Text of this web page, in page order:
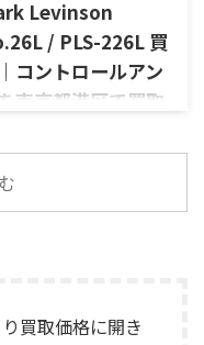
まれてきたご本人様より、
ディオ機器の整理を進めた
のご相談をいただいたも
す。 JBL C50 OLYMPUS
は、Olympus専用エンクロ
パッシブラジエーター、
ドライバー、HL91ホー
LX5ネットワークなどを組
Levinson
/ PLS-226L 買
コントロールアン
東京都港区で買取
ントロールアンプ
/ PLS-226L」を出張
プリアンプで、左右チャン
買取価格に開き